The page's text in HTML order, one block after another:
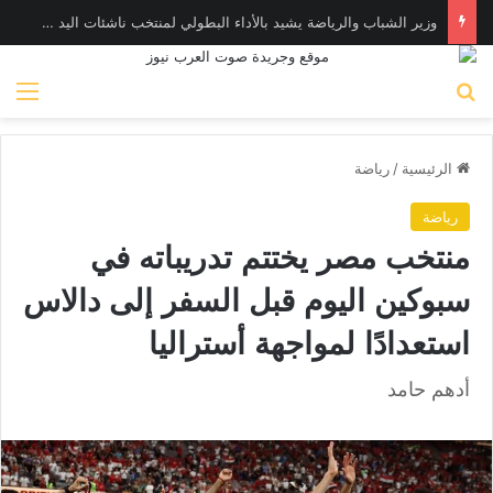
وزير الشباب والرياضة يشيد بالأداء البطولي لمنتخب ناشئات اليد في مونديال العالم
الرئيسية / رياضة
رياضة
منتخب مصر يختتم تدريباته في
سبوكين اليوم قبل السفر إلى دالاس
استعدادًا لمواجهة أستراليا
أدهم حامد